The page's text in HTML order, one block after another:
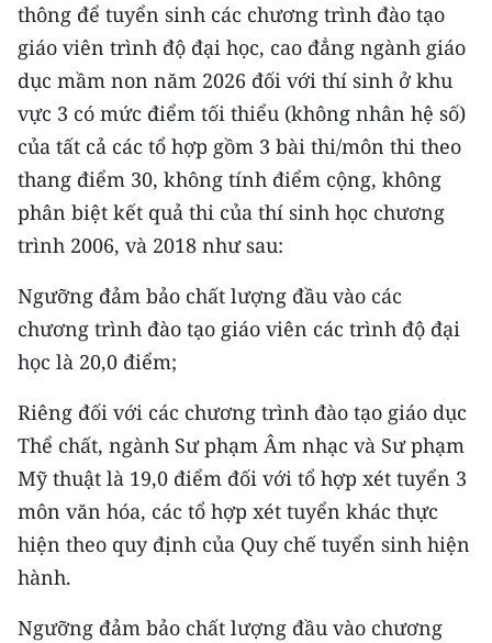
RADIO
MEDIA CENTER
E-Magazine
Video
Media Chính trị
Media Văn hóa
Media Xã hội
Media Pháp luật
Media Du lịch
Media Thế giới
Media Thể thao
Media Giáo dục
thông để tuyển sinh các chương trình đào tạo
giáo viên trình độ đại học, cao đẳng ngành giáo
dục mầm non năm 2026 đối với thí sinh ở khu
vực 3 có mức điểm tối thiểu (không nhân hệ số)
của tất cả các tổ hợp gồm 3 bài thi/môn thi theo
thang điểm 30, không tính điểm cộng, không
phân biệt kết quả thi của thí sinh học chương
trình 2006, và 2018 như sau:
Ngưỡng đảm bảo chất lượng đầu vào các
chương trình đào tạo giáo viên các trình độ đại
học là 20,0 điểm;
Riêng đối với các chương trình đào tạo giáo dục
Thể chất, ngành Sư phạm Âm nhạc và Sư phạm
Mỹ thuật là 19,0 điểm đối với tổ hợp xét tuyển 3
môn văn hóa, các tổ hợp xét tuyển khác thực
hiện theo quy định của Quy chế tuyển sinh hiện
hành.
Ngưỡng đảm bảo chất lượng đầu vào chương